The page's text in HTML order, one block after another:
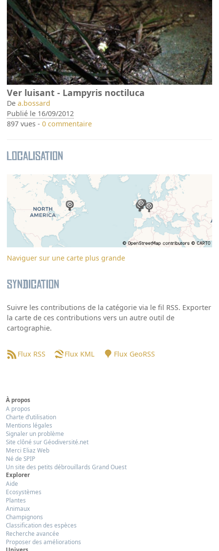
Ver luisant - Lampyris noctiluca
Dea.bossard
Publié le 16/09/2012
897 vues -0 commentaire
Localisation
Naviguer sur une carte plus grande
Syndication
Suivre les contributions de la catégorie via le fil RSS. Exporter
la carte de ces contributions vers un autre outil de
cartographie.
Flux RSS Flux KML Flux GeoRSS
À propos
A propos
Charte d’utilisation
Mentions légales
Signaler un problème
Site clôné sur Géodiversité.net
Merci Eliaz Web
Né de SPIP
Un site des petits débrouillards Grand Ouest
Explorer
Aide
Ecosystèmes
Plantes
Animaux
Champignons
Classification des espèces
Recherche avancée
Proposer des améliorations
Univers